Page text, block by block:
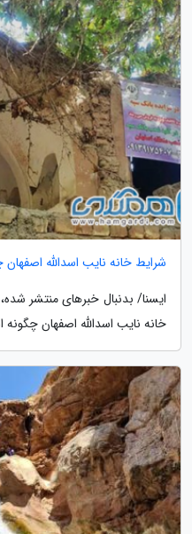
شرایط خانه نایب اسدالله
ایسنا/ بدنبال خبرهای منتشر
خانه نایب اسدالله اصفهان